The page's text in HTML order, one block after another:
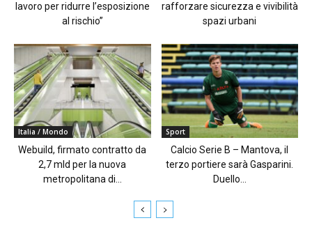
lavoro per ridurre l’esposizione
al rischio”
rafforzare sicurezza e vivibilità
spazi urbani
Italia / Mondo
Webuild, firmato contratto da
2,7 mld per la nuova
metropolitana di...
Sport
Calcio Serie B – Mantova, il
terzo portiere sarà Gasparini.
Duello...